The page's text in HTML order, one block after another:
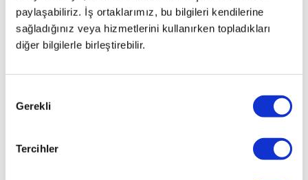
paylaşabiliriz. İş ortaklarımız, bu bilgileri kendilerine
sağladığınız veya hizmetlerini kullanırken topladıkları
diğer bilgilerle birleştirebilir.
Seçimi
Gerekli
Tercihler